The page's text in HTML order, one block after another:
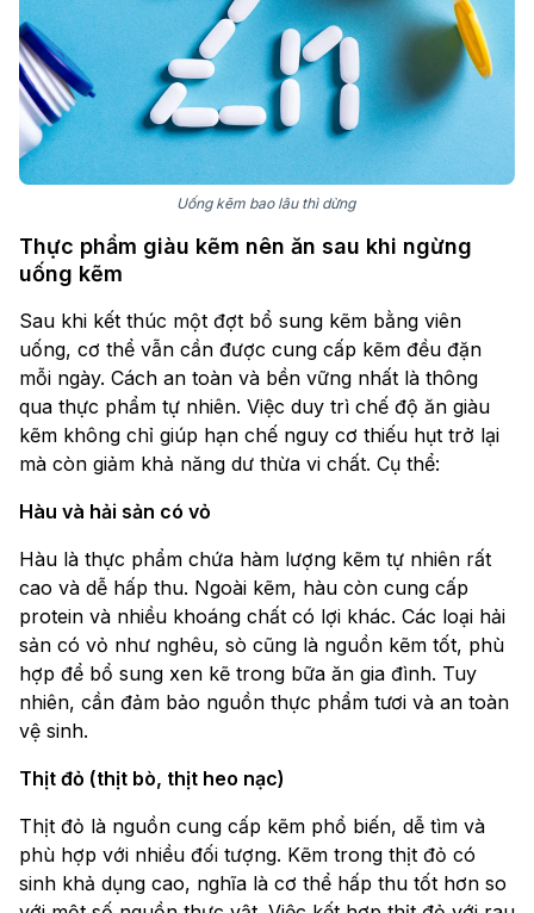
Uống kẽm bao lâu thì dừng
Thực phẩm giàu kẽm nên ăn sau khi ngừng
uống kẽm
Sau khi kết thúc một đợt bổ sung kẽm bằng viên
uống, cơ thể vẫn cần được cung cấp kẽm đều đặn
mỗi ngày. Cách an toàn và bền vững nhất là thông
qua thực phẩm tự nhiên. Việc duy trì chế độ ăn giàu
kẽm không chỉ giúp hạn chế nguy cơ thiếu hụt trở lại
mà còn giảm khả năng dư thừa vi chất. Cụ thể:
Hàu và hải sản có vỏ
Hàu là thực phẩm chứa hàm lượng kẽm tự nhiên rất
cao và dễ hấp thu. Ngoài kẽm, hàu còn cung cấp
protein và nhiều khoáng chất có lợi khác. Các loại hải
sản có vỏ như nghêu, sò cũng là nguồn kẽm tốt, phù
hợp để bổ sung xen kẽ trong bữa ăn gia đình. Tuy
nhiên, cần đảm bảo nguồn thực phẩm tươi và an toàn
vệ sinh.
Thịt đỏ (thịt bò, thịt heo nạc)
Thịt đỏ là nguồn cung cấp kẽm phổ biến, dễ tìm và
phù hợp với nhiều đối tượng. Kẽm trong thịt đỏ có
sinh khả dụng cao, nghĩa là cơ thể hấp thu tốt hơn so